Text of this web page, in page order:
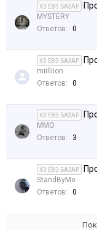
X3 E83 БАЗАР
MYSTERY
Ответов:
0
X3 E83 БАЗАР
miilliion
Ответов:
0
X3 E83 БАЗАР
MMO
Ответов:
3
X3 E83 БАЗАР
StandByMe
Ответов:
0